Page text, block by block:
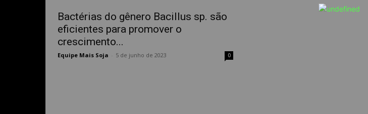
Bactérias do gênero Bacillus sp. são
eficientes para promover o
crescimento...
Equipe Mais Soja 5 de junho de 2023 0